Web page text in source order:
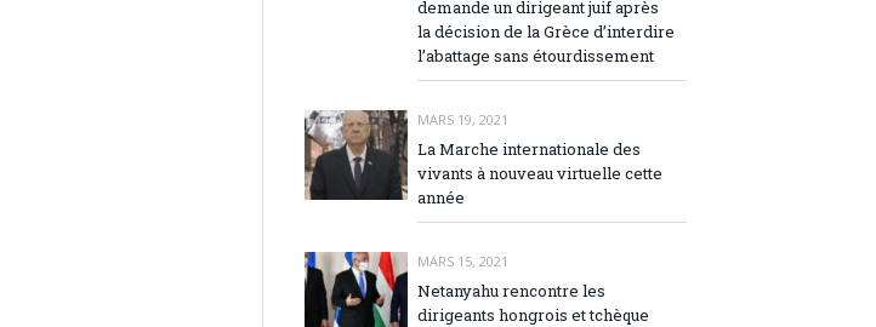
demande un dirigeant juif après
la décision de la Grèce d’interdire
l’abattage sans étourdissement
MARS 19, 2021
La Marche internationale des
vivants à nouveau virtuelle cette
année
MARS 15, 2021
Netanyahu rencontre les
dirigeants hongrois et tchèque